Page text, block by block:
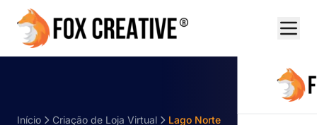
Início Criação de Loja Virtual Lago Norte